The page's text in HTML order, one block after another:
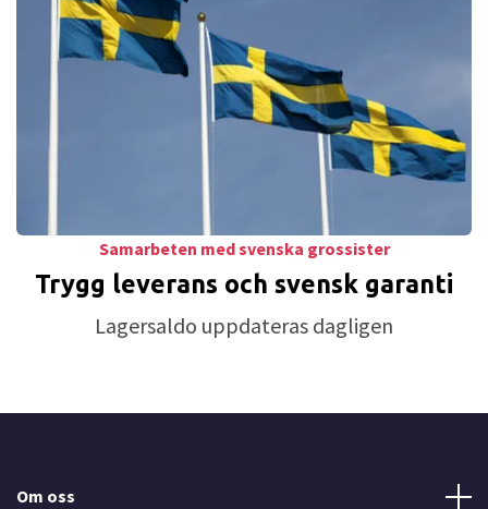
Samarbeten med svenska grossister
Trygg leverans och svensk garanti
Lagersaldo uppdateras dagligen
Om oss